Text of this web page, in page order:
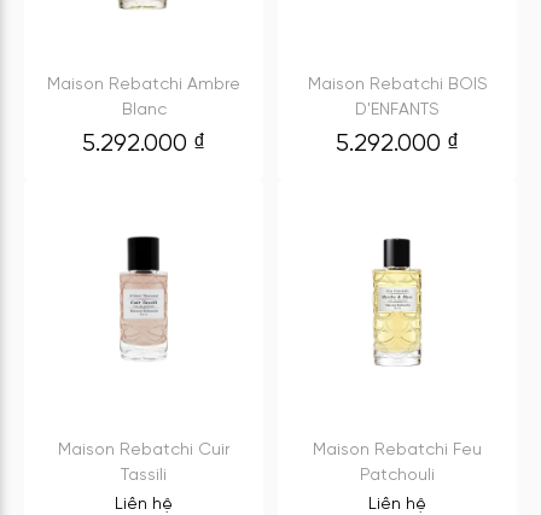
Maison Rebatchi Ambre
Blanc
5.292.000 ₫
Maison Rebatchi BOIS
D'ENFANTS
5.292.000 ₫
Maison Rebatchi Cuir
Tassili
Liên hệ
Maison Rebatchi Feu
Patchouli
Liên hệ